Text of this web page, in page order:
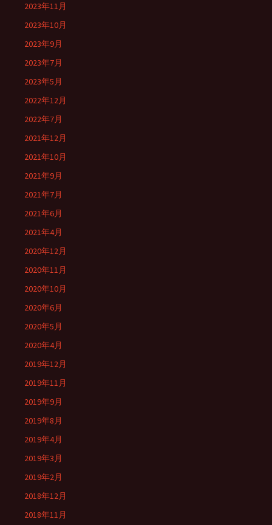
2023年11月
2023年10月
2023年9月
2023年7月
2023年5月
2022年12月
2022年7月
2021年12月
2021年10月
2021年9月
2021年7月
2021年6月
2021年4月
2020年12月
2020年11月
2020年10月
2020年6月
2020年5月
2020年4月
2019年12月
2019年11月
2019年9月
2019年8月
2019年4月
2019年3月
2019年2月
2018年12月
2018年11月